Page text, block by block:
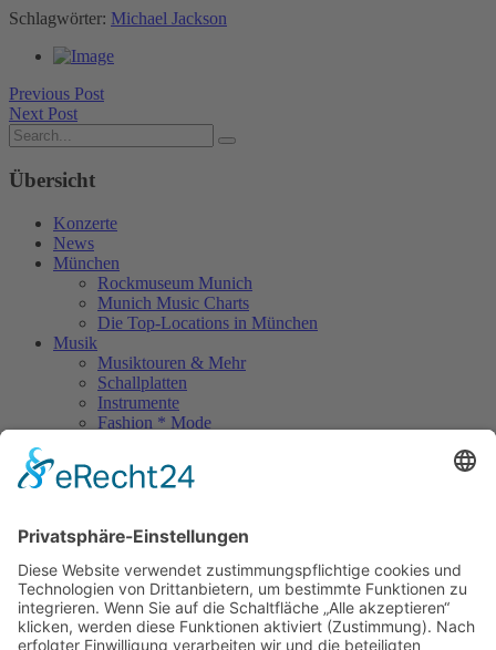
Schlagwörter: Michael Jackson
Previous Post
Next Post
Übersicht
Konzerte
News
München
Rockmuseum Munich
Munich Music Charts
Die Top-Locations in München
Musik
Musiktouren & Mehr
Schallplatten
Instrumente
Fashion * Mode
Rock Memories II
Stones Day München
Unerhört
The Lost 80s Tapes
Über uns
Kontakt
Neueste Beiträge